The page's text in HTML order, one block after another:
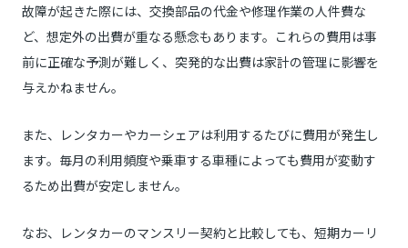
故障が起きた際には、交換部品の代金や修理作業の人件費な
ど、想定外の出費が重なる懸念もあります。これらの費用は事
前に正確な予測が難しく、突発的な出費は家計の管理に影響を
与えかねません。
また、レンタカーやカーシェアは利用するたびに費用が発生し
ます。毎月の利用頻度や乗車する車種によっても費用が変動す
るため出費が安定しません。
なお、レンタカーのマンスリー契約と比較しても、短期カーリ